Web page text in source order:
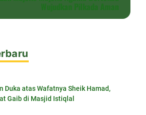
Duka atas Wafatnya Sheik Hamad,
Gaib di Masjid Istiqlal